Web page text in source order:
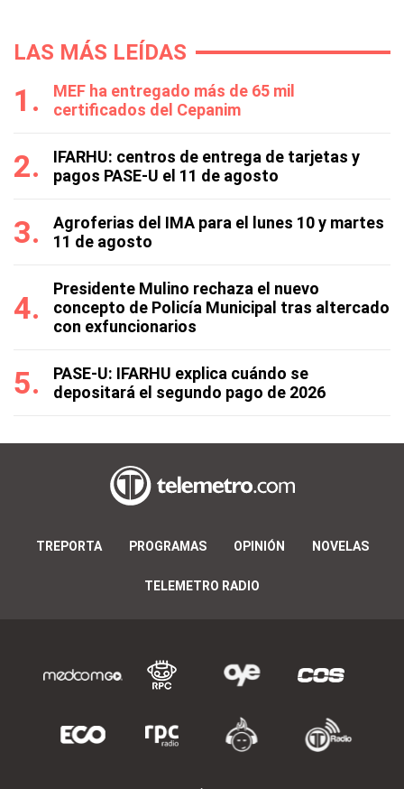
LAS MÁS LEÍDAS
MEF ha entregado más de 65 mil
certificados del Cepanim
IFARHU: centros de entrega de tarjetas y
pagos PASE-U el 11 de agosto
Agroferias del IMA para el lunes 10 y martes
11 de agosto
Presidente Mulino rechaza el nuevo
concepto de Policía Municipal tras altercado
con exfuncionarios
PASE-U: IFARHU explica cuándo se
depositará el segundo pago de 2026
TREPORTA PROGRAMAS OPINIÓN NOVELAS
TELEMETRO RADIO